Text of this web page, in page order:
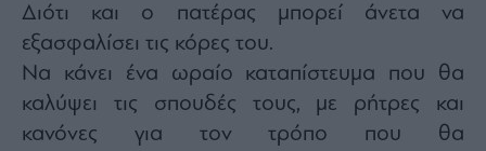
Διότι και ο πατέρας μπορεί άνετα να
εξασφαλίσει τις κόρες του.
Να κάνει ένα ωραίο καταπίστευμα που θα
καλύψει τις σπουδές τους, με ρήτρες και
κανόνες για τον τρόπο που θα